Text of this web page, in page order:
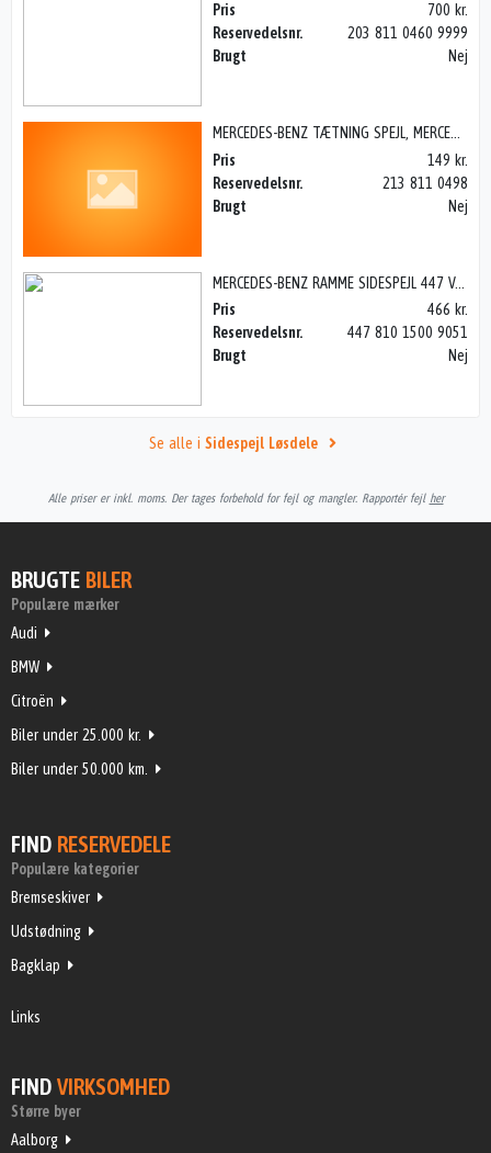
Pris
700 kr.
Reservedelsnr.
203 811 0460 9999
Brugt
Nej
Pris
149 kr.
Reservedelsnr.
213 811 0498
Brugt
Nej
MERCEDES-BENZ RAMME SIDESPEJL 447 V, VITO 14>
Pris
466 kr.
Reservedelsnr.
447 810 1500 9051
Brugt
Nej
Se alle iSidespejl Løsdele
Alle priser er inkl. moms. Der tages forbehold for fejl og mangler. Rapportér fejl her
BRUGTE BILER
Populære mærker
Audi
BMW
Citroën
Biler under 25.000 kr.
Biler under 50.000 km.
FIND RESERVEDELE
Populære kategorier
Bremseskiver
Udstødning
Bagklap
Links
FIND VIRKSOMHED
Større byer
Aalborg